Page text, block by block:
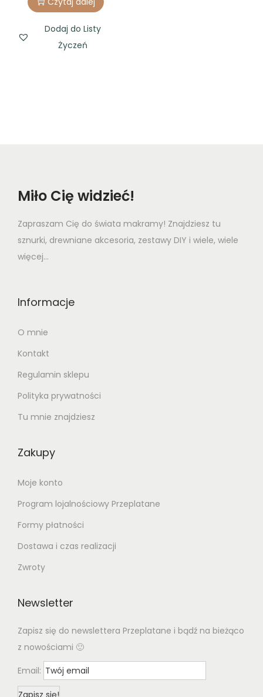
Dodaj do Listy
Życzeń
Miło Cię widzieć!
Zapraszam Cię do świata makramy! Znajdziesz tu
sznurki, drewniane akcesoria, zestawy DIY i wiele, wiele
więcej...
Informacje
O mnie
Kontakt
Regulamin sklepu
Polityka prywatności
Tu mnie znajdziesz
Zakupy
Moje konto
Program lojalnościowy Przeplatane
Formy płatności
Dostawa i czas realizacji
Zwroty
Newsletter
Zapisz się do newslettera Przeplatane i bądź na bieżąco
z nowościami 🙂
Email: